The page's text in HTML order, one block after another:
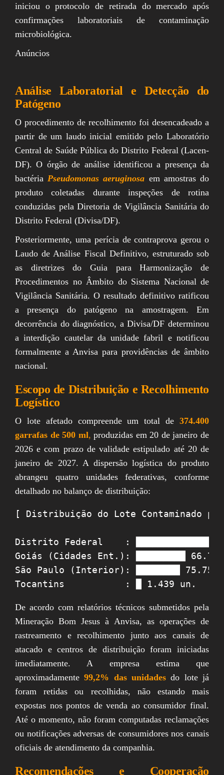
iniciou o protocolo de retirada do mercado após
confirmações laboratoriais de contaminação
microbiológica.
Anúncios
Análise Laboratorial e Detecção do
Patógeno
O procedimento de recolhimento foi desencadeado a
partir de um laudo inicial emitido pelo Laboratório
Central de Saúde Pública do Distrito Federal (Lacen-
DF). O órgão de análise identificou a presença da
bactéria Pseudomonas aeruginosa em amostras do
produto coletadas durante inspeções de rotina
conduzidas pela Diretoria de Vigilância Sanitária do
Distrito Federal (Divisa/DF).
Posteriormente, uma perícia de contraprova gerou o
Laudo de Análise Fiscal Definitivo, estruturado sob
as diretrizes do Guia para Harmonização de
Procedimentos no Âmbito do Sistema Nacional de
Vigilância Sanitária. O resultado definitivo ratificou
a presença do patógeno na amostragem. Em
decorrência do diagnóstico, a Divisa/DF determinou
a interdição cautelar da unidade fabril e notificou
formalmente a Anvisa para providências de âmbito
nacional.
Escopo de Distribuição e Recolhimento
Logístico
O lote afetado compreende um total de 374.400
garrafas de 500 ml, produzidas em 20 de janeiro de
2026 e com prazo de validade estipulado até 20 de
janeiro de 2027. A dispersão logística do produto
abrangeu quatro unidades federativas, conforme
detalhado no balanço de distribuição:
[ Distribuição do Lote Contaminado
Distrito Federal    :
Goiás (Cidades Ent.): █████████
São Paulo (Interior): ████████ 75.750
De acordo com relatórios técnicos submetidos pela
Mineração Bom Jesus à Anvisa, as operações de
rastreamento e recolhimento junto aos canais de
atacado e centros de distribuição foram iniciadas
imediatamente. A empresa estima que
aproximadamente99,2% das unidades do lote já
foram retidas ou recolhidas, não estando mais
expostas nos pontos de venda ao consumidor final.
Até o momento, não foram computadas reclamações
ou notificações adversas de consumidores nos canais
oficiais de atendimento da companhia.
Recomendações e Cooperação